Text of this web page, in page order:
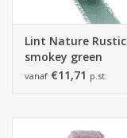
Lint Nature
smokey green
vanaf €11,71 p.st.